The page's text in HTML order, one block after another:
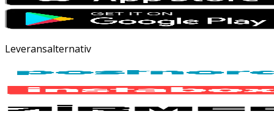
Leveransalternativ